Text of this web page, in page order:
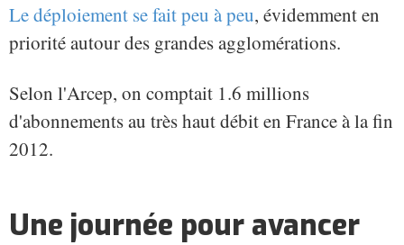
Le déploiement se fait peu à peu, évidemment en
priorité autour des grandes agglomérations.
Selon l'Arcep, on comptait 1.6 millions
d'abonnements au très haut débit en France à la fin
2012.
Une journée pour avancer